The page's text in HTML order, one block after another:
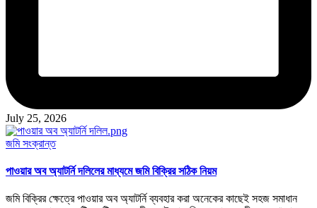
July 25, 2026
Posted
জমি সংক্রান্ত
পাওয়ার অব অ্যাটর্নি দলিলের মাধ্যমে জমি বিক্রির সঠিক নিয়ম
জমি বিক্রির ক্ষেত্রে পাওয়ার অব অ্যাটর্নি ব্যবহার করা অনেকের কাছেই সহজ সমাধান